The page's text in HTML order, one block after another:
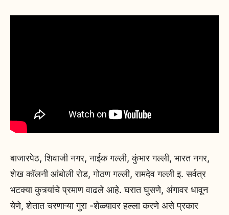
बाजारपेठ, शिवाजी नगर, नाईक गल्ली, कुंभार गल्ली, भारत नगर,
शेख कॉलनी आंबोली रोड, गोठण गल्ली, रामदेव गल्ली इ. सर्वत्र
भटक्या कुत्र्यांचे प्रमाण वाढले आहे. घरात घुसणे, अंगावर धावून
येणे, शेतात चरणाऱ्या गुरा -शेळ्यावर हल्ला करणे असे प्रकार